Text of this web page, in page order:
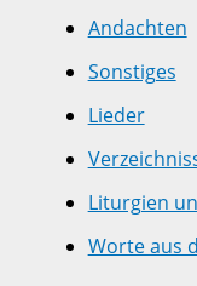
Andachten
Sonstiges
Lieder
Liturgien
Worte aus